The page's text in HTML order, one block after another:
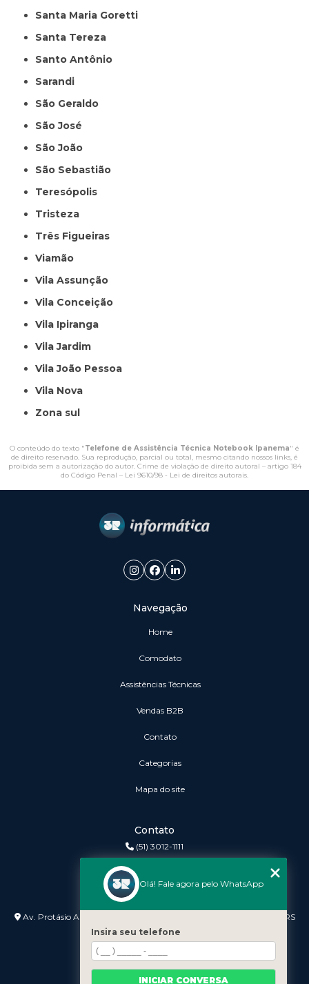
Santa Maria Goretti
Santa Tereza
Santo Antônio
Sarandi
São Geraldo
São José
São João
São Sebastião
Teresópolis
Tristeza
Três Figueiras
Viamão
Vila Assunção
Vila Conceição
Vila Ipiranga
Vila Jardim
Vila João Pessoa
Vila Nova
Zona sul
O conteúdo do texto "Telefone de Assistência Técnica Notebook Ipanema" é
de direito reservado. Sua reprodução, parcial ou total, mesmo citando nossos links, é
proibida sem a autorização do autor. Crime de violação de direito autoral – artigo 184
do Código Penal – Lei 9610/98 - Lei de direitos autorais.
Navegação
Home
Comodato
Assistências Técnicas
vendas B2B
Contato
Categorias
Mapa do site
Contato
(51) 3012-1111
Endereço
Av. Protásio Alves nº 3240 Lojas 7 e 8 - Petrópolis - Porto Alegre - RS
- 90410-007
Olá! Fale agora pelo WhatsApp
Insira seu telefone
INICIAR CONVERSA